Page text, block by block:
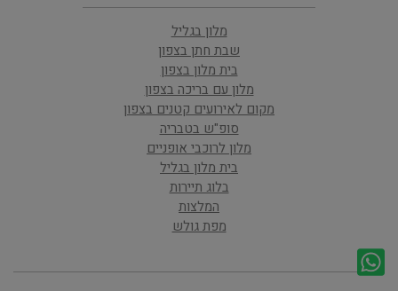
מלון בגליל
שבת חתן בצפון
בית מלון בצפון
מלון עם בריכה בצפון
מקום לאירועים קטנים בצפון
סופ"ש בטבריה
מלון לרוכבי אופניים
בית מלון בגליל
בלוג תיירות
המלצות
מפת גולש